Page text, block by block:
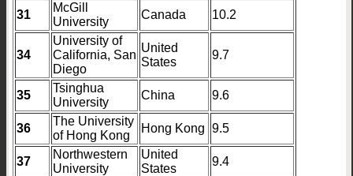
31
McGill
University
Canada 10.2
34
University of
California, San
Diego
United
States
9.7
35
Tsinghua
University
China 9.6
36
The University
of Hong Kong
Hong Kong 9.5
37
Northwestern
University
United
States
9.4